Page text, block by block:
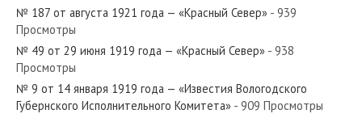
№ 269 от ноября 1974 года — «Красный Север»
№ 187 от августа 1921 года — «Красный Север» - 939
Просмотры
№ 49 от 29 июня 1919 года — «Красный Север» - 938
Просмотры
№ 9 от 14 января 1919 года — «Известия Вологодского
Губернского Исполнительного Комитета» - 909 Просмотры